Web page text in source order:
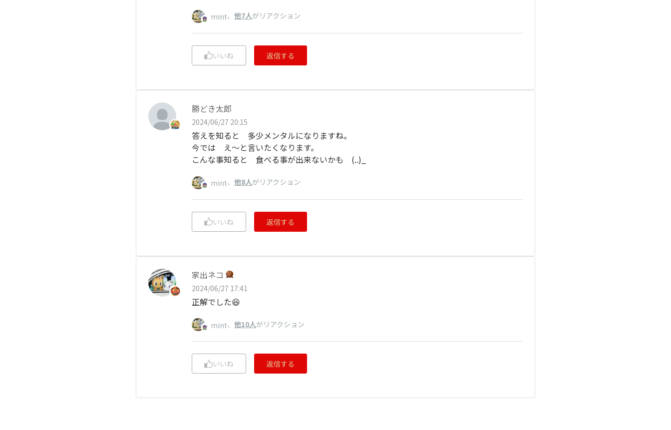
mint、 他7人がリアクション
いいね 返信する
勝どき太郎
2024/06/27 20:15
答えを知ると 多少メンタルになりますね。
今では え～と言いたくなります。
こんな事知ると 食べる事が出来ないかも (..)_
mint、 他8人がリアクション
いいね 返信する
家出ネコ
2024/06/27 17:41
正解でした😆
mint、 他10人がリアクション
いいね 返信する